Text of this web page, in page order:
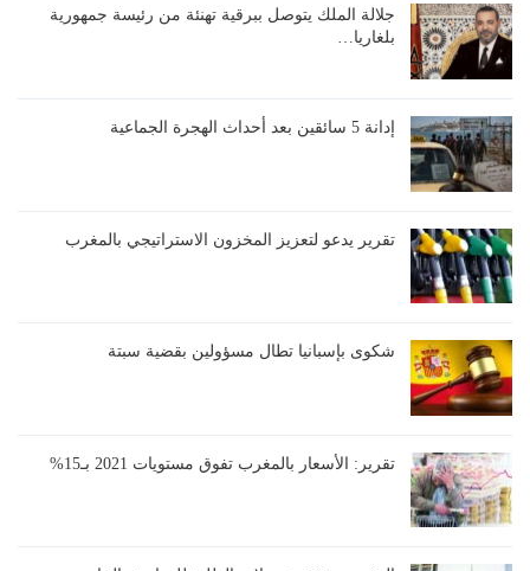
جلالة الملك يتوصل ببرقية تهنئة من رئيسة جمهورية
بلغاريا…
إدانة 5 سائقين بعد أحداث الهجرة الجماعية
تقرير يدعو لتعزيز المخزون الاستراتيجي بالمغرب
شكوى بإسبانيا تطال مسؤولين بقضية سبتة
تقرير: الأسعار بالمغرب تفوق مستويات 2021 بـ15%